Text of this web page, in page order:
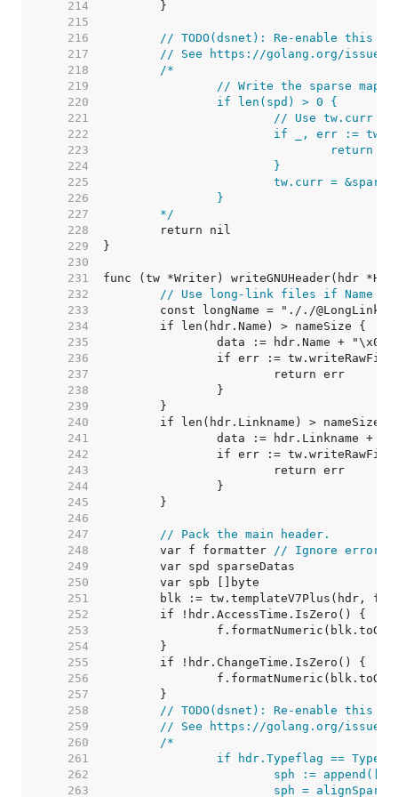
   214
   215
   216
// TODO(dsnet): Re-enable this
   217
// See https://golang.org/issue/
   218
   219
   220
   221
   222
   223
   224
   225
   226
   227
	*/
   228
   229
   230
   231
   232
// Use long-link files if Name or
   233
   234
   235
   236
   237
   238
   239
   240
   241
   242
   243
   244
   245
   246
   247
// Pack the main header.
   248
	var f formatter
// Ignore errors
   249
   250
   251
   252
   253
   254
   255
   256
   257
   258
// TODO(dsnet): Re-enable this
   259
// See https://golang.org/issue/
   260
   261
   262
   263